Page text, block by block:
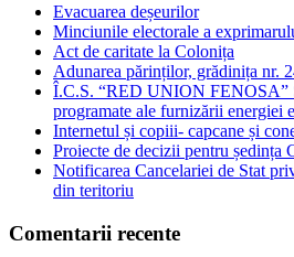
Evacuarea deșeurilor
Minciunile electorale a
Act de caritate la Colonița
Adunarea părinților, grădinița nr.
Î.C.S. “RED UNION FENOSA”
programate ale furnizării energiei
Internetul și copiii- capcane și
Proiecte de decizii pentru ședința
Notificarea Cancelariei de Stat
din teritoriu
Comentarii recente